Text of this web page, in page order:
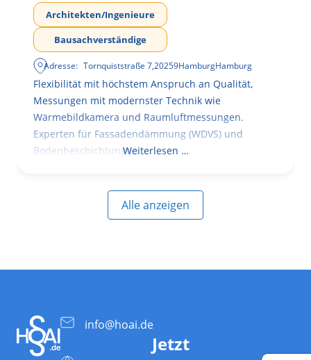
Architekten/Ingenieure
Bausachverständige
Adresse: Tornquiststraße 7,20259HamburgHamburg
Flexibilität mit höchstem Anspruch an Qualität,
Messungen mit modernster Technik wie
Wärmebildkamera und Raumluftmessungen.
Experten für Fassadendämmung (WDVS) und
BodenbeschichtungenWeiterlesen …
Alle anzeigen
info@hoai.de
Jetzt